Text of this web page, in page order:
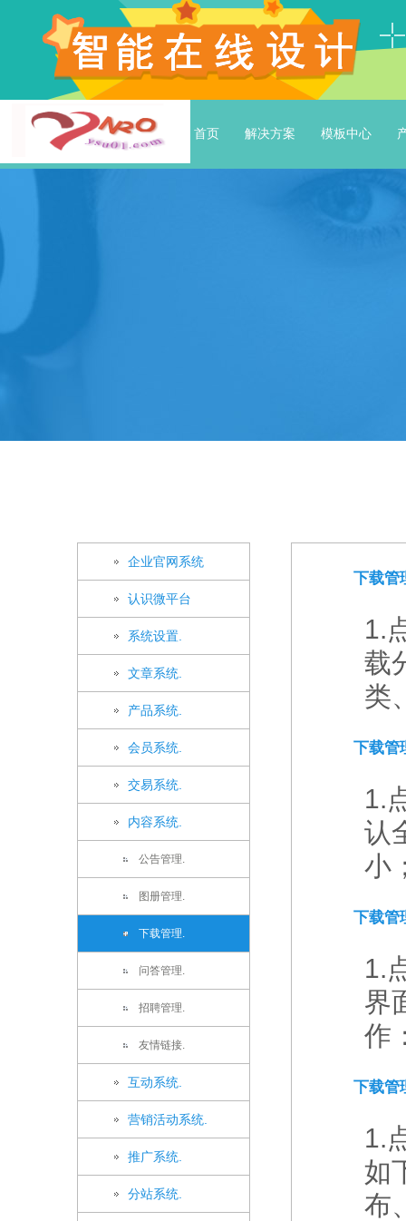
首页 解决方案 模板中心
企业官网系统
认识微平台
系统设置.
文章系统.
产品系统.
会员系统.
交易系统.
内容系统.
公告管理.
图册管理.
下载管理.
问答管理.
招聘管理.
友情链接.
互动系统.
营销活动系统.
推广系统.
分站系统.
下载
1.
载
类
下载
1.
认
小
下载管
1.
界
作
下载
1.
如
布